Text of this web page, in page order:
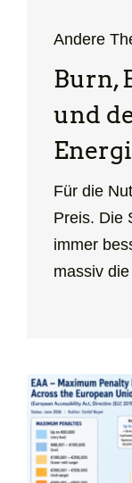
Andere
Burn,
und
Für die
Preis. Die
immer
massiv